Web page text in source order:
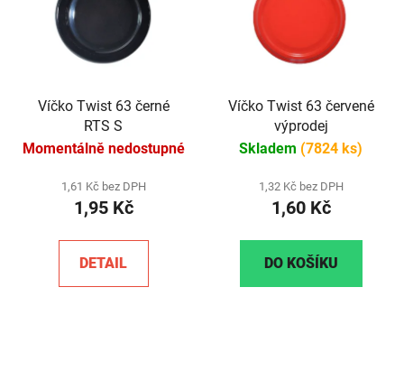
Víčko Twist 63 černé
RTS S
Momentálně nedostupné
1,61 Kč bez DPH
1,95 Kč
DETAIL
Víčko Twist 63 červené
výprodej
Skladem (7824 ks)
1,32 Kč bez DPH
1,60 Kč
DO KOŠÍKU